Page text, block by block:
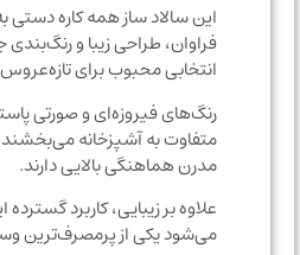
این سالاد ساز همه کاره دستی به
فراوان، طراحی زیبا و رنگ‌بندی جذاب
انتخابی محبوب برای تازه‌عروس‌ها
رنگ‌های فیروزه‌ای و صورتی
متفاوت به آشپزخانه می‌بخشند و با
مدرن هماهنگی بالایی دارند.
علاوه بر زیبایی، کاربرد گسترده
می‌شود یکی از پرمصرف‌ترین وسایل